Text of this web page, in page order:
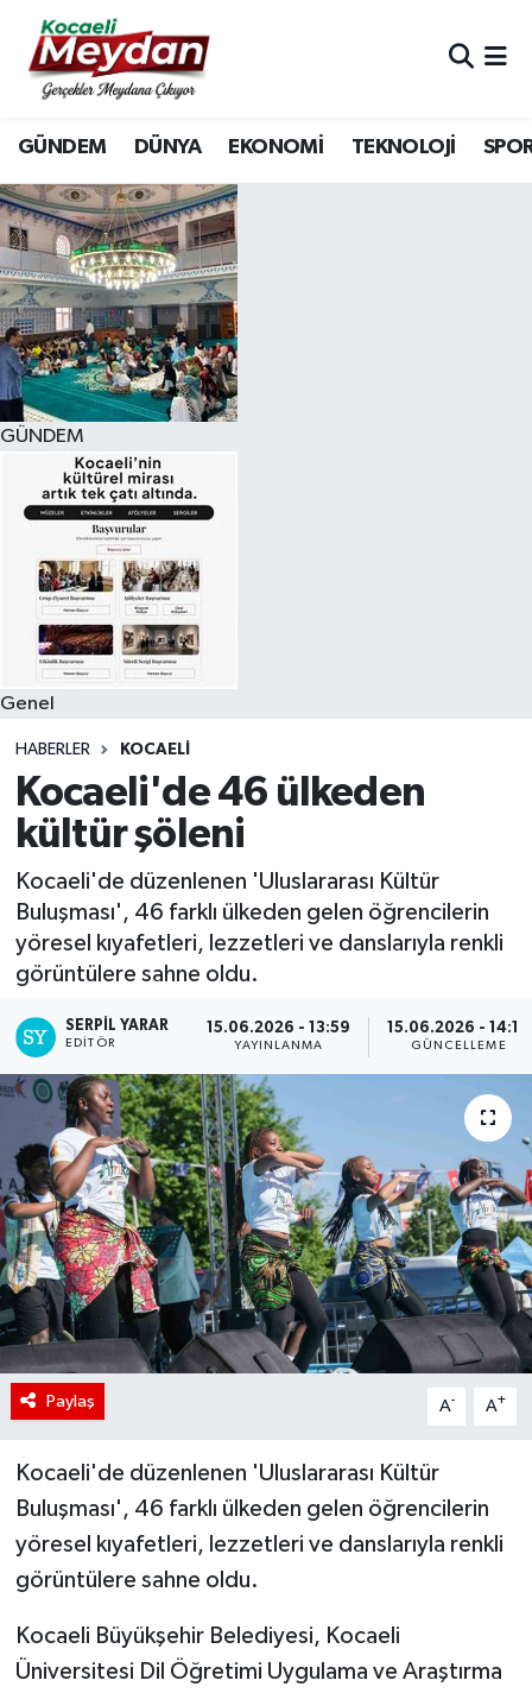
GÜNDEM DÜNYA EKONOMİ TEKNOLOJİ
GÜNDEM
Genel
HABERLER KOCAELI
Kocaeli'de 46 ülkeden
kültür şöleni
Kocaeli'de düzenlenen 'Uluslararası Kültür
Buluşması', 46 farklı ülkeden gelen öğrencilerin
yöresel kıyafetleri, lezzetleri ve danslarıyla renkli
görüntülere sahne oldu.
SERPİL YARAR
EDITÖR
15.06.2026 - 13:59
YAYINLANMA
15.06.2026 - 14:16
GÜNCELLEME
Paylaş A- A+
Kocaeli'de düzenlenen 'Uluslararası Kültür
Buluşması', 46 farklı ülkeden gelen öğrencilerin
yöresel kıyafetleri, lezzetleri ve danslarıyla renkli
görüntülere sahne oldu.
Kocaeli Büyükşehir Belediyesi, Kocaeli
Üniversitesi Dil Öğretimi Uygulama ve Araştırma
Nöbetçi Eczaneler
Hava Durumu
Trafik Durumu
Süper Lig Puan Durumu ve Fikstür
Tüm Manşetler
Son Dakika Haberleri
Haber Arşivi